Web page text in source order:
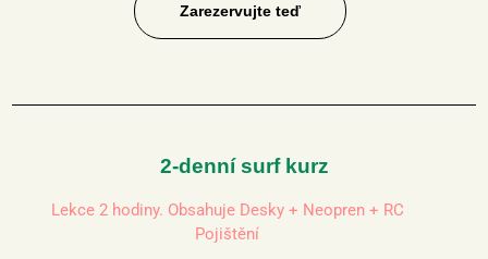
Zarezervujte teď
2-denní surf kurz
Lekce 2 hodiny. Obsahuje Desky + Neopren + RC
Pojištění